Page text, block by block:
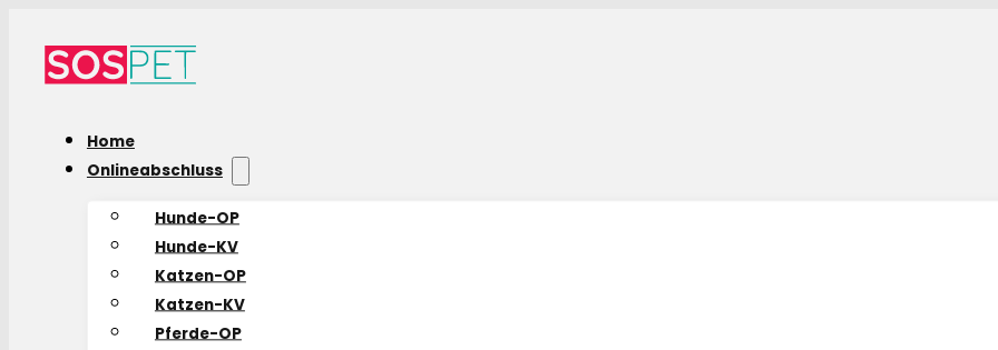
Home
Onlineabschluss
Hunde-OP
Hunde-KV
Katzen-OP
Katzen-KV
Pferde-OP